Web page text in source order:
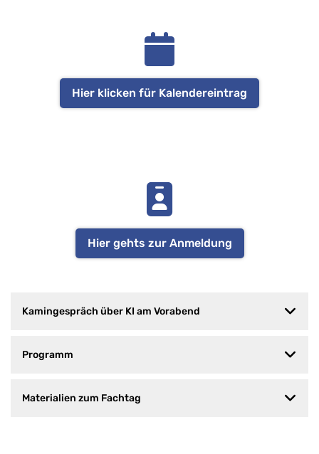
Hier klicken für Kalendereintrag
Hier gehts zur Anmeldung
Kamingespräch über KI am Vorabend
Programm
Materialien zum Fachtag